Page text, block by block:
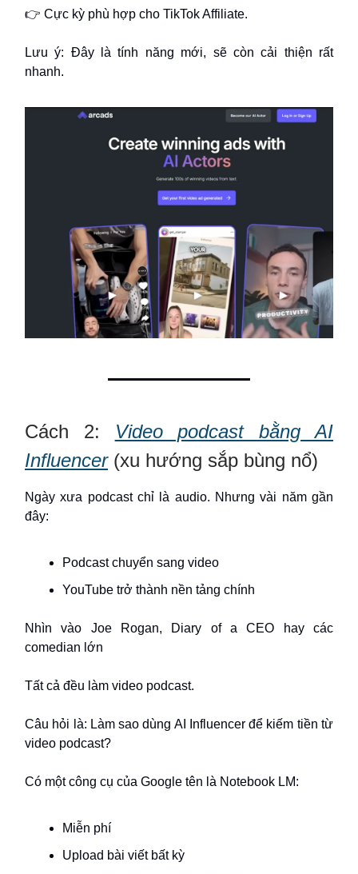
👉 Cực kỳ phù hợp cho TikTok Affiliate.
Lưu ý: Đây là tính năng mới, sẽ còn cải thiện rất
nhanh.
Cách 2: Video podcast bằng AI
Influencer(xu hướng sắp bùng nổ)
Ngày xưa podcast chỉ là audio. Nhưng vài năm gần
đây:
Podcast chuyển sang video
YouTube trở thành nền tảng chính
Nhìn vào Joe Rogan, Diary of a CEO hay các
comedian lớn
Tất cả đều làm video podcast.
Câu hỏi là: Làm sao dùng AI Influencer để kiếm tiền từ
video podcast?
Có một công cụ của Google tên là Notebook LM:
Miễn phí
Upload bài viết bất kỳ